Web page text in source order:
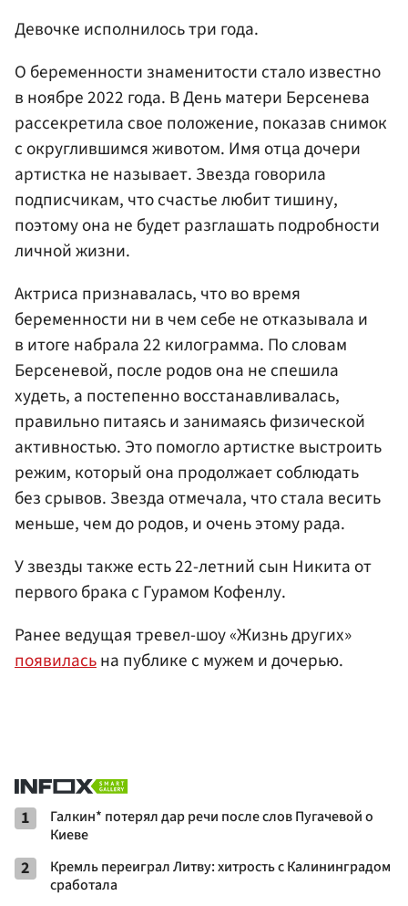
Девочке исполнилось три года.
О беременности знаменитости стало известно
в ноябре 2022 года. В День матери Берсенева
рассекретила свое положение, показав снимок
с округлившимся животом. Имя отца дочери
артистка не называет. Звезда говорила
подписчикам, что счастье любит тишину,
поэтому она не будет разглашать подробности
личной жизни.
Актриса признавалась, что во время
беременности ни в чем себе не отказывала и
в итоге набрала 22 килограмма. По словам
Берсеневой, после родов она не спешила
худеть, а постепенно восстанавливалась,
правильно питаясь и занимаясь физической
активностью. Это помогло артистке выстроить
режим, который она продолжает соблюдать
без срывов. Звезда отмечала, что стала весить
меньше, чем до родов, и очень этому рада.
У звезды также есть 22-летний сын Никита от
первого брака с Гурамом Кофенлу.
Ранее ведущая тревел-шоу «Жизнь других»
появиласьна публике с мужем и дочерью.
1
Галкин* потерял дар речи после слов Пугачевой о
Киеве
2
Кремль переиграл Литву: хитрость с Калининградом
сработала